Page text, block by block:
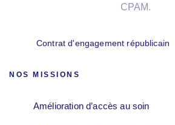
CPAM.
Contrat d'engagement républicain
NOS MISSIONS
Amélioration d’accès au soin